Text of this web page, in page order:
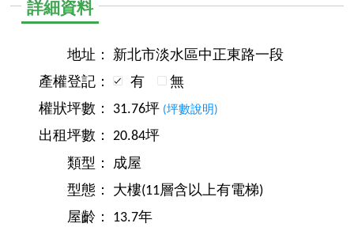
詳細資料
地址：
新北市淡水區中正東路一段
產權登記：
有
無
權狀坪數：
31.76坪 (坪數說明)
出租坪數：
20.84坪
類型：
成屋
型態：
大樓(11層含以上有電梯)
屋齡：
13.7年